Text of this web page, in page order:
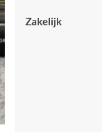
Zakelijk